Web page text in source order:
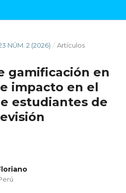
NÚM. 2 (2026) / Artículos
gamificación en
impacto en el
estudiantes de